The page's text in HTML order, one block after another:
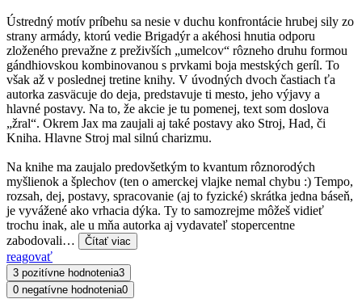
Ústredný motív príbehu sa nesie v duchu konfrontácie hrubej sily zo
strany armády, ktorú vedie Brigadýr a akéhosi hnutia odporu
zloženého prevažne z preživších „umelcov“ rôzneho druhu formou
gándhiovskou kombinovanou s prvkami boja mestských geríl. To
však až v poslednej tretine knihy. V úvodných dvoch častiach ťa
autorka zasväcuje do deja, predstavuje ti mesto, jeho výjavy a
hlavné postavy. Na to, že akcie je tu pomenej, text som doslova
„žral“. Okrem Jax ma zaujali aj také postavy ako Stroj, Had, či
Kniha. Hlavne Stroj mal silnú charizmu.
Na knihe ma zaujalo predovšetkým to kvantum rôznorodých
myšlienok a šplechov (ten o amerckej vlajke nemal chybu :) Tempo,
rozsah, dej, postavy, spracovanie (aj to fyzické) skrátka jedna báseň,
je vyvážené ako vrhacia dýka. Ty to samozrejme môžeš vidieť
trochu inak, ale u mňa autorka aj vydavateľ stopercentne
zabodovali…
Čítať viac
reagovať
3 pozitívne hodnotenia3
0 negatívne hodnotenia0